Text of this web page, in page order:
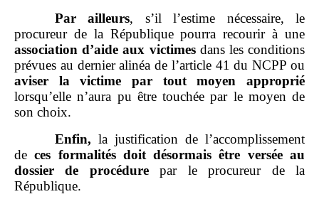
Par ailleurs, s’il l’estime nécessaire, le
procureur de la République pourra recourir à une
association d’aide aux victimesdans les conditions
prévues au dernier alinéa de l’article 41 du NCPP ou
aviser la victime par tout moyen approprié
lorsqu’elle n’aura pu être touchée par le moyen de
son choix.
Enfin, la justification de l’accomplissement
deces formalités doit désormais être versée au
dossier de procédurepar le procureur de la
République.